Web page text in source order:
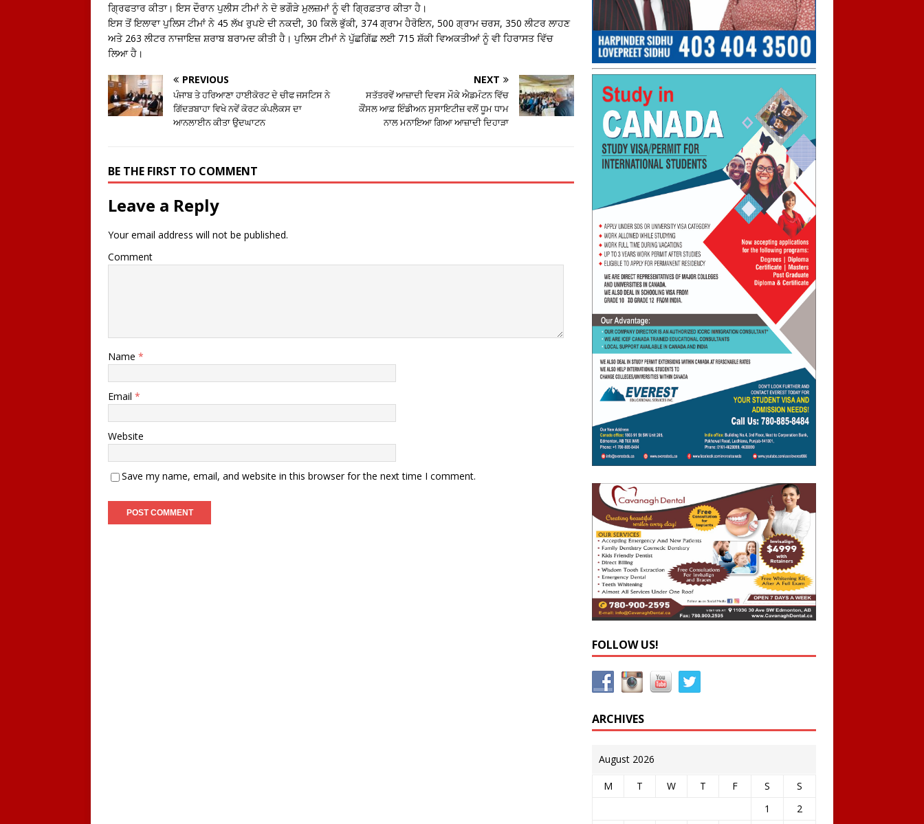
ਗ੍ਰਿਫਤਾਰ ਕੀਤਾ। ਇਸ ਦੌਰਾਨ ਪੁਲੀਸ ਟੀਮਾਂ ਨੇ ਦੋ ਭਗੌੜੇ ਮੁਲਜ਼ਮਾਂ ਨੂੰ ਵੀ ਗ੍ਰਿਫ਼ਤਾਰ ਕੀਤਾ ਹੈ।
ਇਸ ਤੋਂ ਇਲਾਵਾ ਪੁਲਿਸ ਟੀਮਾਂ ਨੇ 45 ਲੱਖ ਰੁਪਏ ਦੀ ਨਕਦੀ, 30 ਕਿਲੋ ਭੁੱਕੀ, 374 ਗ੍ਰਾਮ ਹੈਰੋਇਨ, 500 ਗ੍ਰਾਮ ਚਰਸ, 350 ਲੀਟਰ ਲਾਹਣ
ਅਤੇ 263 ਲੀਟਰ ਨਾਜਾਇਜ਼ ਸ਼ਰਾਬ ਬਰਾਮਦ ਕੀਤੀ ਹੈ। ਪੁਲਿਸ ਟੀਮਾਂ ਨੇ ਪੁੱਛਗਿੱਛ ਲਈ 715 ਸ਼ੱਕੀ ਵਿਅਕਤੀਆਂ ਨੂੰ ਵੀ ਹਿਰਾਸਤ ਵਿੱਚ
ਲਿਆ ਹੈ।
PREVIOUS
ਪੰਜਾਬ ਤੇ ਹਰਿਆਣਾ ਹਾਈਕੋਰਟ ਦੇ ਚੀਫ ਜਸਟਿਸ ਨੇ
ਗਿੱਦੜਬਾਹਾ ਵਿਖੇ ਨਵੇਂ ਕੋਰਟ ਕੰਪਲੈਕਸ ਦਾ
ਆਨਲਾਈਨ ਕੀਤਾ ਉਦਘਾਟਨ
NEXT
ਸਤੱਤਰਵੇਂ ਆਜ਼ਾਦੀ ਦਿਵਸ ਮੌਕੇ ਐਡਮੰਟਨ ਵਿੱਚ
ਕੌਂਸਲ ਆਫ਼ ਇੰਡੀਅਨ ਸੁਸਾਇਟੀਜ਼ ਵਲੋਂ ਧੂਮ ਧਾਮ
ਨਾਲ ਮਨਾਇਆ ਗਿਆ ਆਜ਼ਾਦੀ ਦਿਹਾੜਾ
BE THE FIRST TO COMMENT
Leave a Reply
Your email address will not be published.
Comment
Name *
Email *
Website
Save my name, email, and website in this browser for the next time I comment.
FOLLOW US!
ARCHIVES
August 2026
M T W T F S
S
1
2